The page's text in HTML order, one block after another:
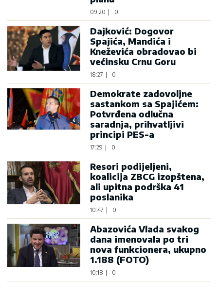
09:20 0
Dajković: Dogovor
Spajića, Mandića i
Kneževića obradovao bi
većinsku Crnu Goru
18:27 0
Demokrate zadovoljne
sastankom sa Spajićem:
Potvrđena odlučna
saradnja, prihvatljivi
principi PES-a
17:29 0
Resori podijeljeni,
koalicija ZBCG izopštena,
ali upitna podrška 41
poslanika
10:47 0
Abazovića Vlada svakog
dana imenovala po tri
nova funkcionera, ukupno
1.188 (FOTO)
10:18 0